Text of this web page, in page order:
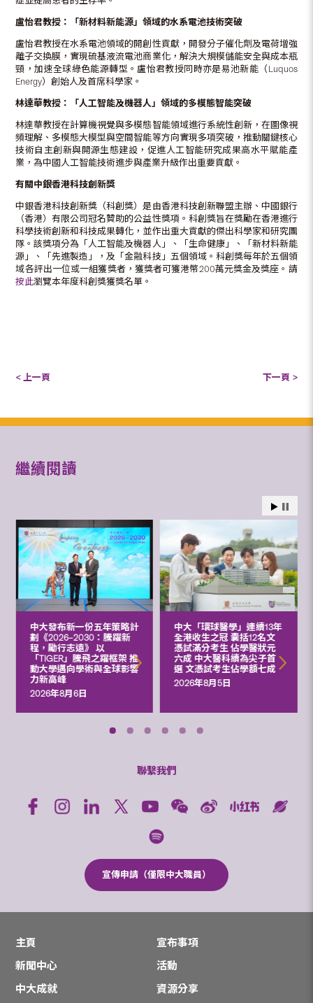
盧怡君教授：「新材料新能源」領域的水系電池技術突破
盧怡君教授在水系電池領域的開創性貢獻，開發分子催化劑及電荷增強
離子交換膜，實現硫基液流電池商業化，解決大規模儲能安全與成本瓶
頸，加速全球綠色能源轉型。盧怡君教授同時亦是易池新能（Luquos
Energy）創始人及首席科學家。
林達華教授：「人工智能及機器人」領域的多模態智能突破
林達華教授在計算機視覺與多模態智能領域進行系統性創新，在圖像視
頻理解、多模態大模型與空間智能等方向實現多項突破，推動關鍵核心
技術自主創新與開源生態建設，促進人工智能研究成果高水平賦能產
業，為中國人工智能技術進步與產業升級作出重要貢獻。
有關中銀香港科技創新獎
中銀香港科技創新獎（科創獎）是由香港科技創新聯盟主辦、中國銀行
（香港）有限公司冠名贊助的公益性獎項。科創獎旨在獎勵在香港進行
科學技術創新和科技成果轉化，並作出重大貢獻的傑出科學家和研究團
隊。該獎項分為「人工智能及機器人」、「生命健康」、「新材料新能
源」、「先進製造」，及「金融科技」五個領域。科創獎每年於五個領
域各評出一位或一組獲獎者，獲獎者可獲港幣200萬元獎金及獎座。請
按此瀏覽本年度科創獎獲獎名單。
< 上一頁 下一頁 >
繼續閱讀
中大發布新一份五年策略計
劃《2026‒2030：騰躍新
程，勵行志遠》 以
「TIGER」騰飛之躍框架 推
動大學邁向學術與全球影響
力新高峰
2026年8月6日
中大「環球醫學」連續13年
全港收生之冠 囊括12名文
憑試滿分考生 佔學醫狀元
六成 中大醫科續為尖子首
選 文憑試考生佔學額七成
2026年8月5日
聯繫我們
宣傳申請（僅限中大職員）
主頁
宣布事項
新聞中心
活動
中大成就
資源分享